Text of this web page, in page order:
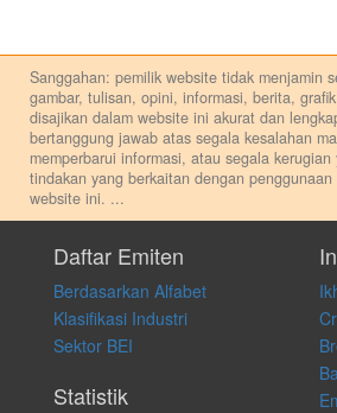
Sanggahan: pemilik website tidak menjamin
gambar, tulisan, opini, informasi, berita,
disajikan dalam website ini akurat dan
bertanggung jawab atas segala kesalahan
memperbarui informasi, atau segala
tindakan yang berkaitan dengan
website ini. ...
pribadi. Kami tidak memberi anjuran, saran,
membeli, menjual atau melakukan aktivitas
transaksi perdagangan apapun, dan kami
atas keputusan investasi yang dilakukan
apapun juga, yang diakibatkan secara
langsung atas konten pada website ini.
Daftar Emiten
Berdasarkan Alfabet
Klasifikasi Industri
Sektor BEI
Statistik